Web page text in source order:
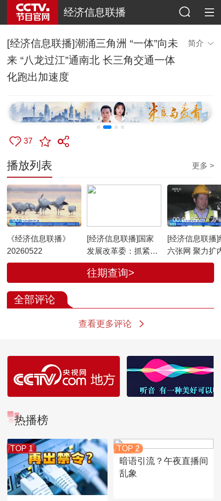
经济信息联播
[经济信息联播]潮涌三角洲 “一体”向未
来 “八龙过江”通南北 长三角交通一体
化跑出加速度
简介
37
播放列表 更多 >
《经济信息联播》
20260522
00:53:33
[经济信息联播]国家
发展改革委：抓紧出
台“六张网”相关规划
和实施方案
[经济信息联播]
六张网 聚力扩
广东广州：畅
00:06:25
往期查询>
全部评论
查看更多评论
热播榜
TOP 1 TOP 2
暗语引流？午夜直播间
乱象